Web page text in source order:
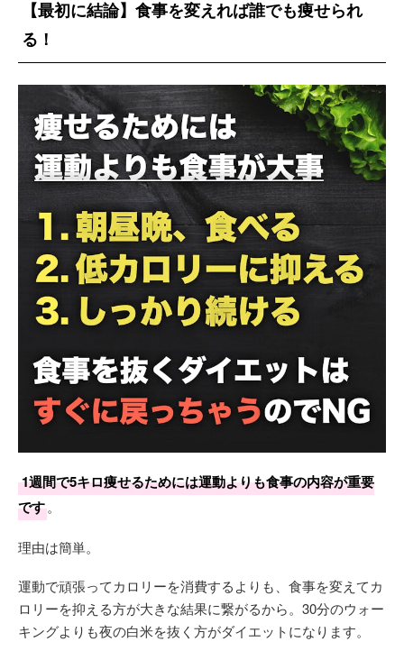
【最初に結論】食事を変えれば誰でも痩せられ
る！
1週間で5キロ痩せるためには運動よりも食事の内容が重要
です。
理由は簡単。
運動で頑張ってカロリーを消費するよりも、食事を変えてカ
ロリーを抑える方が大きな結果に繋がるから。30分のウォー
キングよりも夜の白米を抜く方がダイエットになります。